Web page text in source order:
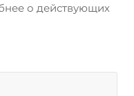
о действующих